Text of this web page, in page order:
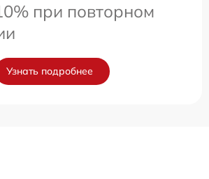
при повторном
Узнать подробнее